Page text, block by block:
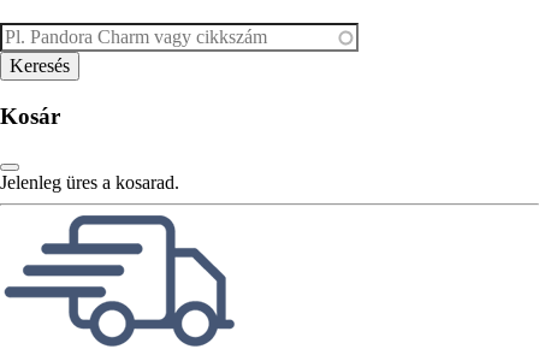
Kosár
Jelenleg üres a kosarad.